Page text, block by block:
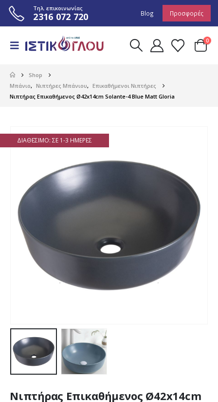
Τηλ. επικοινωνίας
2316 072 720 Blog Προσφορές
0
Shop
Μπάνιο, Νιπτήρες Μπάνιου, Επικαθήμενοι Νιπτήρες
Νιπτήρας Επικαθήμενος Ø42x14cm Solante-4 Blue Matt Gloria
ΔΙΑΘΈΣΙΜΟ: ΣΕ 1-3 ΗΜΈΡΕΣ
Νιπτήρας Επικαθήμενος Ø42x14cm